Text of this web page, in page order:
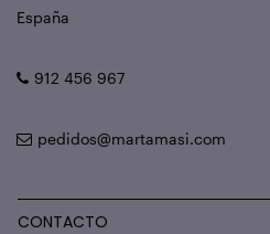
España
912 456 967
pedidos@martamasi.com
CONTACTO